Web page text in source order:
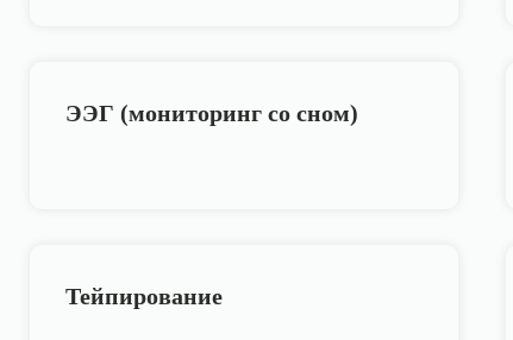
ЭЭГ (мониторинг со сном)
Тейпирование